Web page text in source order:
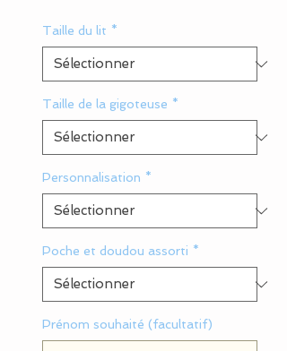
Taille du lit *
Taille de la gigoteuse *
Personnalisation *
Poche et doudou assorti *
Prénom souhaité (facultatif)